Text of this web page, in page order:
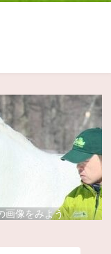
画像をみよう